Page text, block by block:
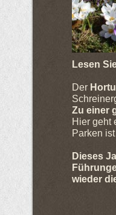
Lesen
Der
Zu einer
Hier geht
Parken
Dieses
wieder